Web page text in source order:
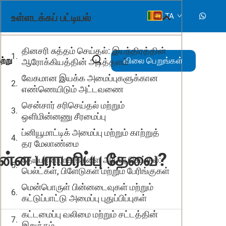
TA
விலை பெறுங்கள்
பராமரிப்பு தேவை?
உள்ளடக்கப் பட்டியல்
தினசரி சுத்தம் செய்தல்: இயந்திரத்தின்
ஆரோக்கியத்தின் அடித்தளம்
வேகமான இயக்க அமைப்புகளுக்கான
எண்ணெயிடும் அட்டவணை
சென்சார் சரிசெய்தல் மற்றும்
ஒளிமின்னணு சீரமைப்பு
ப்னியூமாட்டிக் அமைப்பு மற்றும் காற்றுத்
தர மேலாண்மை
தேய்மான பாகங்களை ஆய்வு செய்தல்:
பெல்ட்கள், பிளேடுகள் மற்றும் பேரிங்குகள்
மென்பொருள் பின்னடைவுகள் மற்றும்
கட்டுப்பாட்டு அமைப்பு புதுப்பிப்புகள்
கட்டமைப்பு வலிமை மற்றும் சட்டத்தின்